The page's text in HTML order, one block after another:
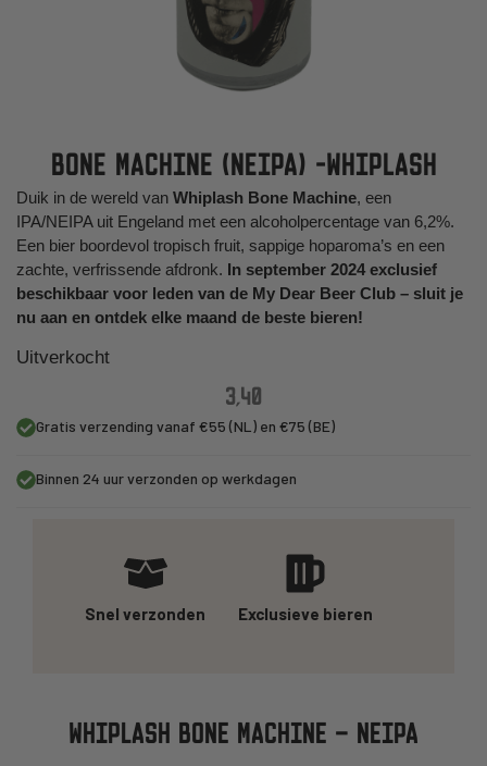
BONE MACHINE (NEIPA) -WHIPLASH
Duik in de wereld van Whiplash Bone Machine, een
IPA/NEIPA uit Engeland met een alcoholpercentage van 6,2%.
Een bier boordevol tropisch fruit, sappige hoparoma’s en een
zachte, verfrissende afdronk. In september 2024 exclusief
beschikbaar voor leden van de My Dear Beer Club – sluit je
nu aan en ontdek elke maand de beste bieren!
Uitverkocht
3,40
Gratis verzending vanaf €55 (NL) en €75 (BE)
Binnen 24 uur verzonden op werkdagen
Snel verzonden Exclusieve bieren
WHIPLASH BONE MACHINE – NEIPA